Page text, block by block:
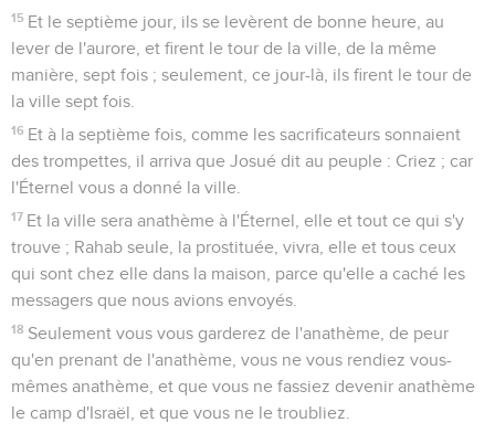
15 Et le septième jour, ils se levèrent de bonne heure, au
lever de l'aurore, et firent le tour de la ville, de la même
manière, sept fois ; seulement, ce jour-là, ils firent le tour de
la ville sept fois.
16 Et à la septième fois, comme les sacrificateurs sonnaient
des trompettes, il arriva que Josué dit au peuple : Criez ; car
l'Éternel vous a donné la ville.
17 Et la ville sera anathème à l'Éternel, elle et tout ce qui s'y
trouve ; Rahab seule, la prostituée, vivra, elle et tous ceux
qui sont chez elle dans la maison, parce qu'elle a caché les
messagers que nous avions envoyés.
18 Seulement vous vous garderez de l'anathème, de peur
qu'en prenant de l'anathème, vous ne vous rendiez vous-
mêmes anathème, et que vous ne fassiez devenir anathème
le camp d'Israël, et que vous ne le troubliez.